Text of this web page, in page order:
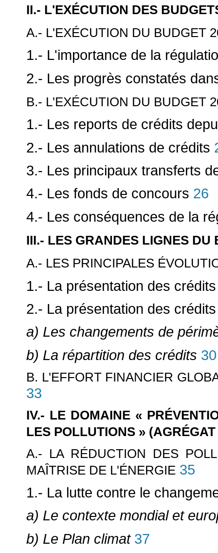
II.- L'EXÉCUTION DES
A.- L'EXÉCUTION DU BUDGET
1.- L'importance de la
2.- Les progrès constatés
B.- L'EXÉCUTION DU BUDGET
1.- Les reports de crédits
2.- Les annulations de crédits
3.- Les principaux transferts
4.- Les fonds de concours 26
4.- Les conséquences de la
III.- LES GRANDES LIGNES DU
A.- LES PRINCIPALES
1.- La présentation des
2.- La présentation des
a) Les changements de
b) La répartition des crédits 30
B. L'EFFORT FINANCIER
33
IV.- LE DOMAINE «
LES POLLUTIONS »
A.- LA RÉDUCTION DES
MAÎTRISE DE L'ÉNERGIE 35
1.- La lutte contre le
a) Le contexte mondial et
b) Le Plan climat37